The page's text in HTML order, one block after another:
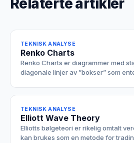
Relaterte artikler
TEKNISK ANALYSE
Renko Charts
Renko Charts er diagrammer med
diagonale linjer av ”bokser” som
TEKNISK ANALYSE
Elliott Wave Theory
Elliotts bølgeteori er rikelig omtalt
kan brukes som en metode for